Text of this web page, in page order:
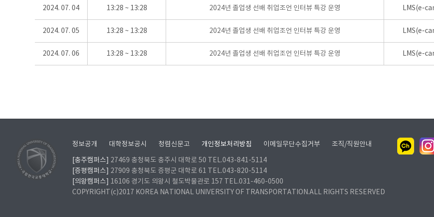
2024. 07. 04 13:28 ~ 13:28 2024년 졸업생 선배 취업조언 인터뷰 특강 운영 LMS(e-
2024. 07. 05 13:28 ~ 13:28 2024년 졸업생 선배 취업조언 인터뷰 특강 운영 LMS(e-
2024. 07. 06 13:28 ~ 13:28 2024년 졸업생 선배 취업조언 인터뷰 특강 운영 LMS(e-
정보공개 대학정보공시 청렴신문고 개인정보처리방침 이메일무단수집거부 조직/직원안내
[충주캠퍼스]
27469 충청북도 충주시 대학로 50 TEL.043-841-5114
[증평캠퍼스]
27909 충청북도 증평군 대학로 61 TEL.043-820-5114
[의왕캠퍼스]
16106 경기도 의왕시 철도박물관로 157 TEL.031-460-0500
COPYRIGHT(c)2017 KOREA NATIONAL UNIVERSITY OF TRANSPORTATION.ALL RIGHTS RESERVED